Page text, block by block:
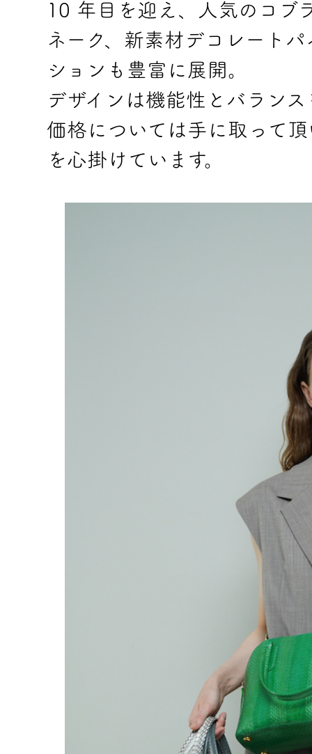
10 年目を迎え、人気のコブ
ネーク、新素材デコレート
ションも豊富に展開。
デザインは機能性とバラン
価格については手に取って
を心掛けています。